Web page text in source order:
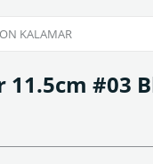
KALAMAR
11.5cm #03